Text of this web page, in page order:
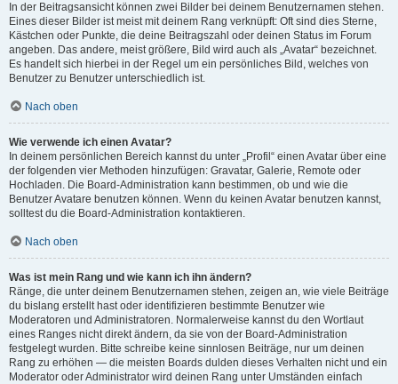
In der Beitragsansicht können zwei Bilder bei deinem Benutzernamen stehen.
Eines dieser Bilder ist meist mit deinem Rang verknüpft: Oft sind dies Sterne,
Kästchen oder Punkte, die deine Beitragszahl oder deinen Status im Forum
angeben. Das andere, meist größere, Bild wird auch als „Avatar“ bezeichnet.
Es handelt sich hierbei in der Regel um ein persönliches Bild, welches von
Benutzer zu Benutzer unterschiedlich ist.
Nach oben
Wie verwende ich einen Avatar?
In deinem persönlichen Bereich kannst du unter „Profil“ einen Avatar über eine
der folgenden vier Methoden hinzufügen: Gravatar, Galerie, Remote oder
Hochladen. Die Board-Administration kann bestimmen, ob und wie die
Benutzer Avatare benutzen können. Wenn du keinen Avatar benutzen kannst,
solltest du die Board-Administration kontaktieren.
Nach oben
Was ist mein Rang und wie kann ich ihn ändern?
Ränge, die unter deinem Benutzernamen stehen, zeigen an, wie viele Beiträge
du bislang erstellt hast oder identifizieren bestimmte Benutzer wie
Moderatoren und Administratoren. Normalerweise kannst du den Wortlaut
eines Ranges nicht direkt ändern, da sie von der Board-Administration
festgelegt wurden. Bitte schreibe keine sinnlosen Beiträge, nur um deinen
Rang zu erhöhen — die meisten Boards dulden dieses Verhalten nicht und ein
Moderator oder Administrator wird deinen Rang unter Umständen einfach